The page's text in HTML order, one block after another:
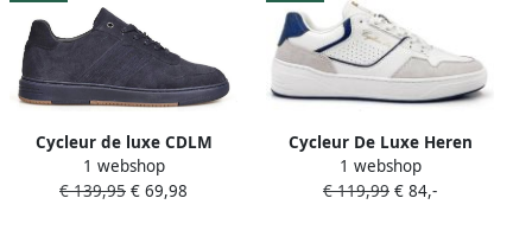
Cycleur de luxe CDLM
242014_Stripe
Veterschoenen
1 webshop
€ 139,95 € 69,98
Cycleur De Luxe Heren
Sneaker Break II White True
Navy WIT
1 webshop
€ 119,99 € 84,-